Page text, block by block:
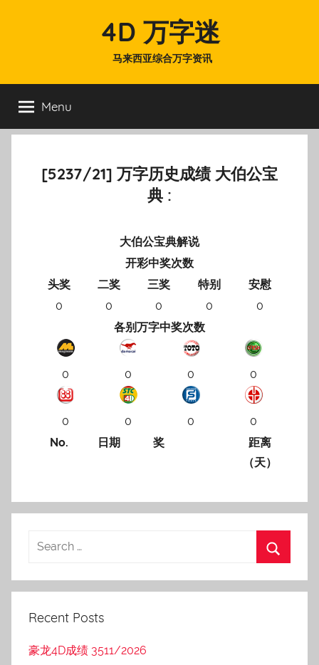
4D 万字迷
马来西亚综合万字资讯
Menu
[5237/21] 万字历史成绩 大伯公宝
典 :
大伯公宝典解说
开彩中奖次数
头奖
二奖 三奖 特别
安慰
0
0 0 0
0
各别万字中奖次数
0 0 0 0
0 0 0
0
No.
日期 奖
距离
（天）
Recent Posts
豪龙4D成绩 3511/2026